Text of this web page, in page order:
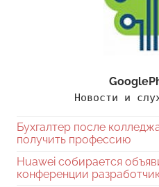
Новости и
Бухгалтер после
получить профессию
Huawei собирается
конференции